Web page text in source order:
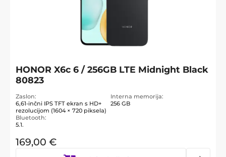
HONOR X6c 6 / 256GB LTE Midnight Black
80823
Zaslon
6,61-inčni IPS TFT ekran s HD+
rezolucijom (1604 × 720 piksela)
Interna memorija
256 GB
Bluetooth
5.1.
169,00 €